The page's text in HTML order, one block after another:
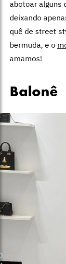
abotoar alguns
deixando
quê de street
bermuda, e o
amamos!
Balonê